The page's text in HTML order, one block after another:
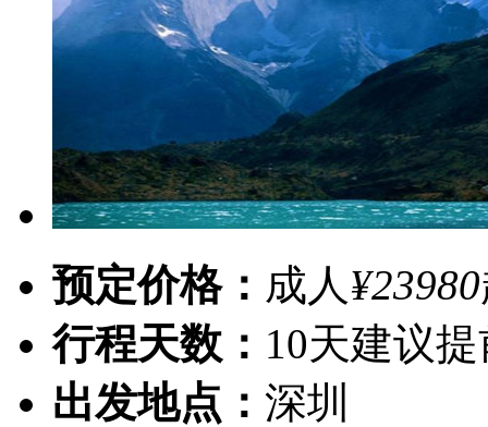
预定价格： 成人 ¥23980
行程天数： 10天建议
出发地点： 深圳